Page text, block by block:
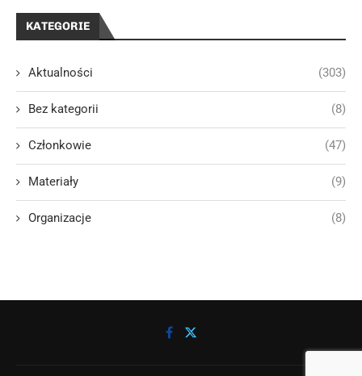
KATEGORIE
Aktualności (303)
Bez kategorii (8)
Członkowie (47)
Materiały (9)
Organizacje (8)